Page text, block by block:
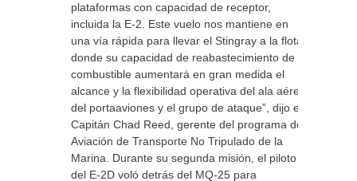
plataformas con capacidad de receptor,
incluida la E-2. Este vuelo nos mantiene en
una vía rápida para llevar el Stingray a la flota,
donde su capacidad de reabastecimiento de
combustible aumentará en gran medida el
alcance y la flexibilidad operativa del ala aérea
del portaaviones y el grupo de ataque”, dijo el
Capitán Chad Reed, gerente del programa de
Aviación de Transporte No Tripulado de la
Marina. Durante su segunda misión, el piloto
del E-2D voló detrás del MQ-25 para